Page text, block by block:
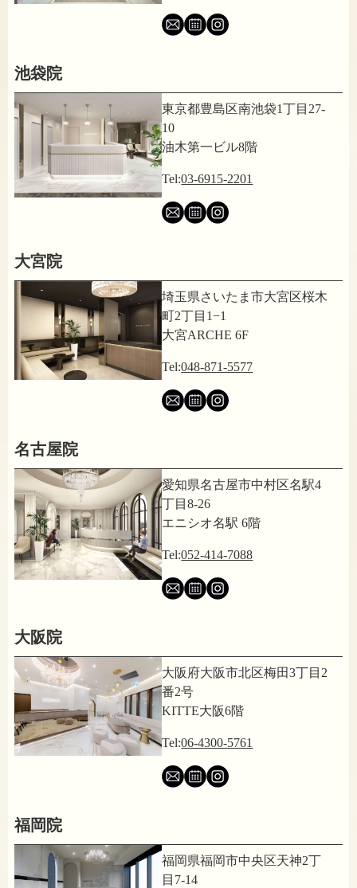
池袋院
東京都豊島区南池袋1丁目27-
10
油木第一ビル8階
Tel:03-6915-2201
大宮院
埼玉県さいたま市大宮区桜木
町2丁目1−1
大宮ARCHE 6F
Tel:048-871-5577
名古屋院
愛知県名古屋市中村区名駅4
丁目8-26
エニシオ名駅 6階
Tel:052-414-7088
大阪院
大阪府大阪市北区梅田3丁目2
番2号
KITTE大阪6階
Tel:06-4300-5761
福岡院
福岡県福岡市中央区天神2丁
目7-14